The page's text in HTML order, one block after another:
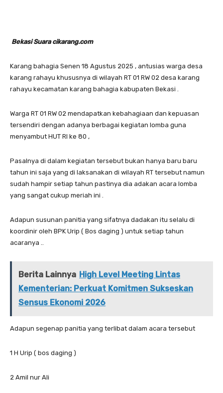
Bekasi Suara cikarang.com
Karang bahagia Senen 18 Agustus 2025 , antusias warga desa
karang rahayu khususnya di wilayah RT 01 RW 02 desa karang
rahayu kecamatan karang bahagia kabupaten Bekasi .
Warga RT 01 RW 02 mendapatkan kebahagiaan dan kepuasan
tersendiri dengan adanya berbagai kegiatan lomba guna
menyambut HUT RI ke 80 ,
Pasalnya di dalam kegiatan tersebut bukan hanya baru baru
tahun ini saja yang di laksanakan di wilayah RT tersebut namun
sudah hampir setiap tahun pastinya dia adakan acara lomba
yang sangat cukup meriah ini .
Adapun susunan panitia yang sifatnya dadakan itu selalu di
koordinir oleh BPK Urip ( Bos daging ) untuk setiap tahun
acaranya ..
Berita Lainnya High Level Meeting Lintas
Kementerian: Perkuat Komitmen Sukseskan
Sensus Ekonomi 2026
Adapun segenap panitia yang terlibat dalam acara tersebut
1 H Urip ( bos daging )
2 Amil nur Ali